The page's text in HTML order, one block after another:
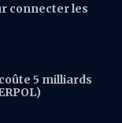
connecter les
5 milliards